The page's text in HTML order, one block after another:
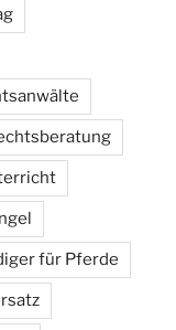
für Pferde